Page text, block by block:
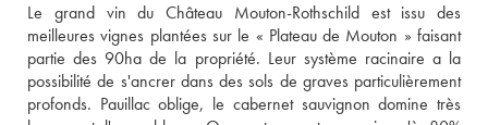
Le grand vin du Château Mouton-Rothschild est issu des
meilleures vignes plantées sur le « Plateau de Mouton » faisant
partie des 90ha de la propriété. Leur système racinaire a la
possibilité de s'ancrer dans des sols de graves particulièrement
profonds. Pauillac oblige, le cabernet sauvignon domine très